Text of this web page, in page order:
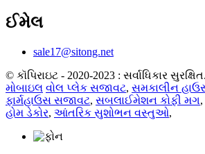
ઈમેલ
sale17@sitong.net
© કૉપિરાઇટ - 2020-2023 : સર્વાધિકાર સુરક્ષિત.
મોબાઇલ વોલ પ્લેક સજાવટ, સમકાલીન
ફાર્મહાઉસ સજાવટ, સબલાઈમેશન કોફી મગ,
હોમ ડેકોર, આંતરિક સુશોભન વસ્તુઓ,